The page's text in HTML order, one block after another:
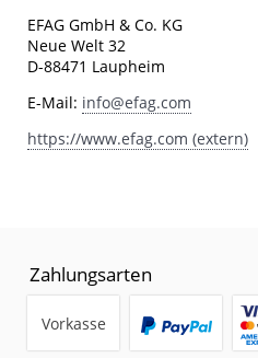
EFAG GmbH & Co. KG
Neue Welt 32
D-88471 Laupheim
E-Mail: info@efag.com
https://www.efag.com (extern)
Zahlungsarten
Vorkasse